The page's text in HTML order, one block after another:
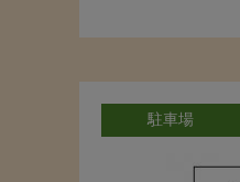
駐車場